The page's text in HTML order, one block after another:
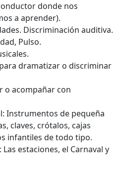
donde nos
a aprender).
Discriminación auditiva.
Pulso.
dramatizar o discriminar
o acompañar con
Instrumentos de pequeña
claves, crótalos, cajas
infantiles de todo tipo.
estaciones, el Carnaval y